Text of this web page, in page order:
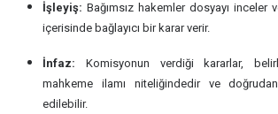
İşleyiş: Bağımsız hakemler dosyayı
içerisinde bağlayıcı bir karar verir.
İnfaz: Komisyonun verdiği kararlar,
mahkeme ilamı niteliğindedir ve
edilebilir.